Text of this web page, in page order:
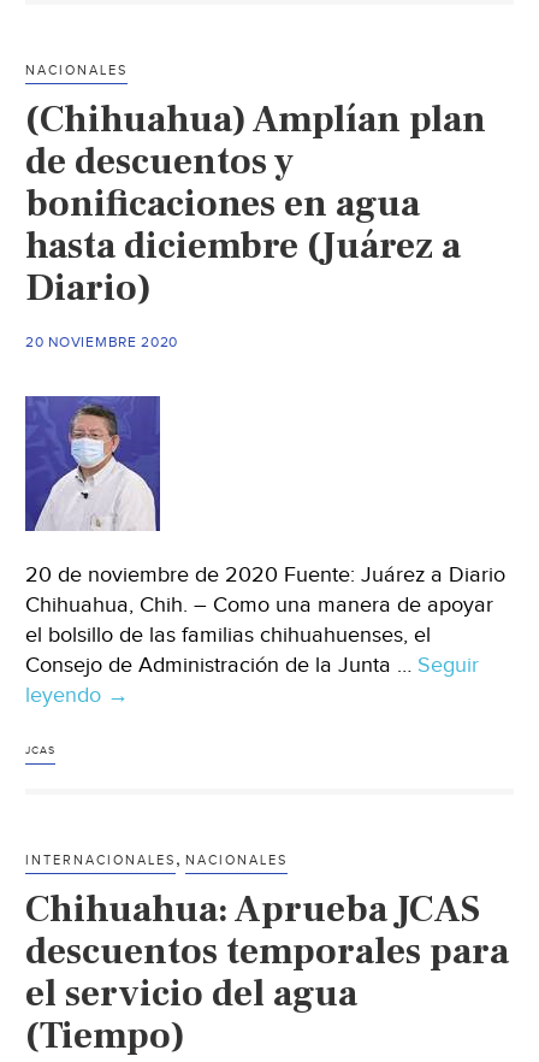
agua
en
(Gob.
de
Chihuahua)
NACIONALES
(Chihuahua) Amplían plan
de descuentos y
bonificaciones en agua
hasta diciembre (Juárez a
Diario)
20 NOVIEMBRE 2020
20 de noviembre de 2020 Fuente: Juárez a Diario
Chihuahua, Chih. – Como una manera de apoyar
el bolsillo de las familias chihuahuenses, el
Consejo de Administración de la Junta … Seguir
leyendo (Chihuahua)
bonificaciones
en
hasta
diciembre
(Juárez
→
JCAS
INTERNACIONALES ,NACIONALES
Chihuahua: Aprueba JCAS
descuentos temporales para
el servicio del agua
(Tiempo)